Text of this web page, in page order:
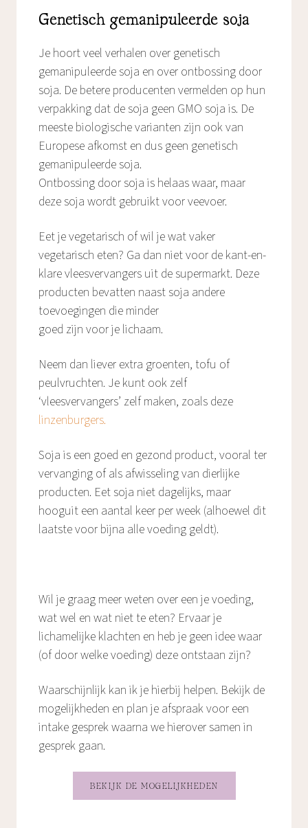
Genetisch gemanipuleerde soja
Je hoort veel verhalen over genetisch
gemanipuleerde soja en over ontbossing door
soja. De betere producenten vermelden op hun
verpakking dat de soja geen GMO soja is. De
meeste biologische varianten zijn ook van
Europese afkomst en dus geen genetisch
gemanipuleerde soja.
Ontbossing door soja is helaas waar, maar
deze soja wordt gebruikt voor veevoer.
Eet je vegetarisch of wil je wat vaker
vegetarisch eten? Ga dan niet voor de kant-en-
klare vleesvervangers uit de supermarkt. Deze
producten bevatten naast soja andere
toevoegingen die minder
goed zijn voor je lichaam.
Neem dan liever extra groenten, tofu of
peulvruchten. Je kunt ook zelf
‘vleesvervangers’ zelf maken, zoals deze
linzenburgers.
Soja is een goed en gezond product, vooral ter
vervanging of als afwisseling van dierlijke
producten. Eet soja niet dagelijks, maar
hooguit een aantal keer per week (alhoewel dit
laatste voor bijna alle voeding geldt).
Wil je graag meer weten over een je voeding,
wat wel en wat niet te eten? Ervaar je
lichamelijke klachten en heb je geen idee waar
(of door welke voeding) deze ontstaan zijn?
Waarschijnlijk kan ik je hierbij helpen. Bekijk de
mogelijkheden en plan je afspraak voor een
intake gesprek waarna we hierover samen in
gesprek gaan.
BEKIJK DE MOGELIJKHEDEN